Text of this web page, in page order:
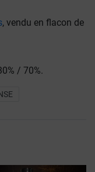
, vendu en flacon de
/ 70%.